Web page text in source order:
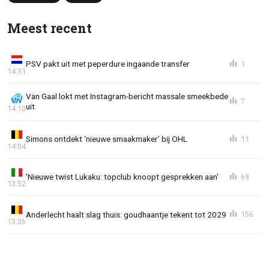
Meest recent
PSV pakt uit met peperdure ingaande transfer
14:31
1
Van Gaal lokt met Instagram-bericht massale smeekbede
uit
14:10
7
Simons ontdekt ‘nieuwe smaakmaker’ bij OHL
14:04
11
'Nieuwe twist Lukaku: topclub knoopt gesprekken aan'
13:52
69
Anderlecht haalt slag thuis: goudhaantje tekent tot 2029
13:36
156